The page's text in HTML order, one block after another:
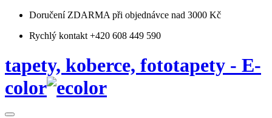
Doručení ZDARMA při objednávce nad 3000 Kč
Rychlý kontakt +420 608 449 590
tapety, koberce, fototapety - E-
color